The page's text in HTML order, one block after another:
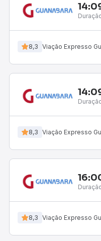
8,3 Viação Expresso
8,3 Viação Expresso
8,3 Viação Expresso